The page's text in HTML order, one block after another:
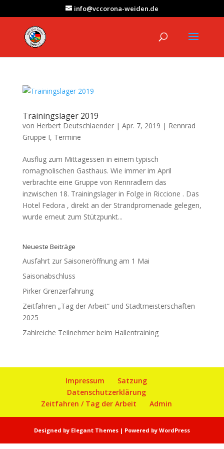
info@vccorona-weiden.de
Trainingslager 2019
von Herbert Deutschlaender| Apr. 7, 2019 | Rennrad
Gruppe I, Termine
Ausflug zum Mittagessen in einem typisch
romagnolischen Gasthaus. Wie immer im April
verbrachte eine Gruppe von Rennradlern das
inzwischen 18. Trainingslager in Folge in Riccione . Das
Hotel Fedora , direkt an der Strandpromenade gelegen,
wurde erneut zum Stützpunkt...
Neueste Beiträge
Ausfahrt zur Saisoneröffnung am 1 Mai
Saisonabschluss
Pirker Grenzerfahrung
Zeitfahren „Tag der Arbeit“ und Stadtmeisterschaften
2025
Zahlreiche Teilnehmer beim Hallentraining
Impressum
Satzung
Datenschutzerklärung
Zeitfahren / Tag der Arbeit
Admin
Designed by Elegant Themes| Powered by WordPress